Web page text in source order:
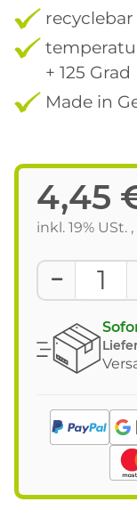
recyclebar
+ 125 Grad
Made in
4,45
inkl. 19% USt.